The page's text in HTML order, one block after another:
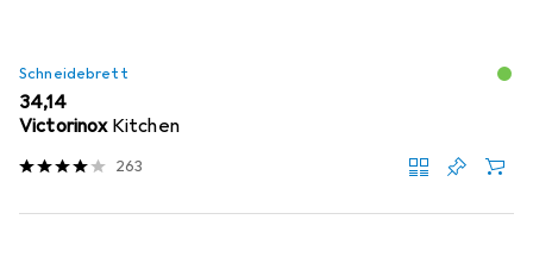
Schneidebrett
EUR
34,14
Victorinox Kitchen
263